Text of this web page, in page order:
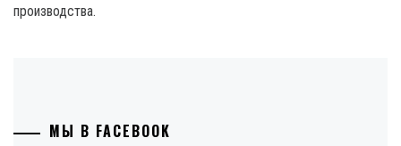
производства.
МЫ В FACEBOOK